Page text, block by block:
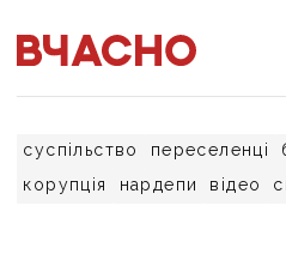
суспільство переселенці
корупція
нардепи відео